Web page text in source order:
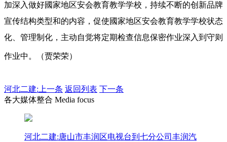
加深入做好國家地区安会教育教学学校，持续不断的创新品牌
宣传结构类型和的内容，促使國家地区安会教育教学学校状态
化、管理制化，主动自觉将定期检查信息保密作业深入到守则
作业中。（贾荣荣）
河北二建: 上一条 返回列表 下一条
各大媒体整合 Media focus
河北二建:唐山市丰润区电视台到七分公司丰润汽